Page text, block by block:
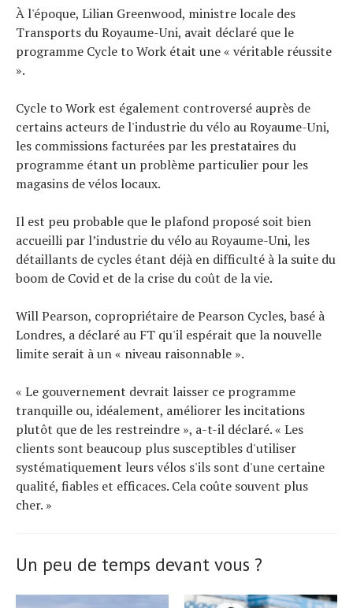
À l'époque, Lilian Greenwood, ministre locale des
Transports du Royaume-Uni, avait déclaré que le
programme Cycle to Work était une « véritable réussite
».
Cycle to Work est également controversé auprès de
certains acteurs de l'industrie du vélo au Royaume-Uni,
les commissions facturées par les prestataires du
programme étant un problème particulier pour les
magasins de vélos locaux.
Il est peu probable que le plafond proposé soit bien
accueilli par l’industrie du vélo au Royaume-Uni, les
détaillants de cycles étant déjà en difficulté à la suite du
boom de Covid et de la crise du coût de la vie.
Will Pearson, copropriétaire de Pearson Cycles, basé à
Londres, a déclaré au FT qu'il espérait que la nouvelle
limite serait à un « niveau raisonnable ».
« Le gouvernement devrait laisser ce programme
tranquille ou, idéalement, améliorer les incitations
plutôt que de les restreindre », a-t-il déclaré. « Les
clients sont beaucoup plus susceptibles d'utiliser
systématiquement leurs vélos s'ils sont d'une certaine
qualité, fiables et efficaces. Cela coûte souvent plus
cher. »
Un peu de temps devant vous ?